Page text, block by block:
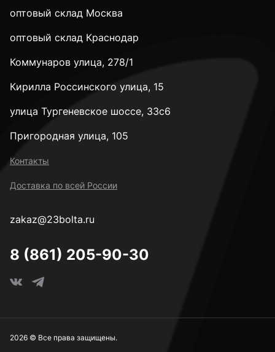
оптовый склад Москва
оптовый склад Краснодар
Коммунаров улица, 278/1
Кирилла Россинского улица, 15
улица Тургеневское шоссе, 33с6
Пригородная улица, 105
Контакты
Доставка по всей России
zakaz@23bolta.ru
8 (861) 205-90-30
2026 © Все права защищены.